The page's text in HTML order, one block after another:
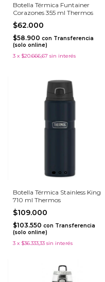
Botella Térmica Funtainer
Corazones 355 ml Thermos
$62.000
$58.900 con Transferencia
(solo online)
3 x $20.666,67 sin interés
Botella Térmica Stainless King
710 ml Thermos
$109.000
$103.550 con Transferencia
(solo online)
3 x $36.333,33 sin interés